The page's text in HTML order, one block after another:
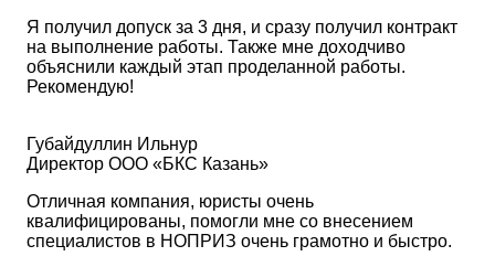
Я получил допуск за 3 дня, и сразу получил контракт
на выполнение работы. Также мне доходчиво
объяснили каждый этап проделанной работы.
Рекомендую!
Губайдуллин Ильнур
Директор ООО «БКС Казань»
Отличная компания, юристы очень
квалифицированы, помогли мне со внесением
специалистов в НОПРИЗ очень грамотно и быстро.